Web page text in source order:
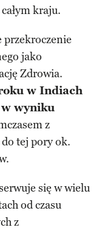
kraju.
jako
Zdrowia.
w Indiach
w wyniku
z
tej pory ok.
się w wielu
od czasu
z